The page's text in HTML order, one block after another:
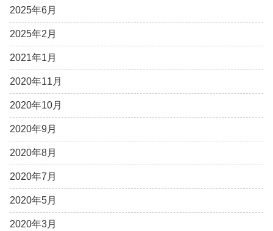
2025年6月
2025年2月
2021年1月
2020年11月
2020年10月
2020年9月
2020年8月
2020年7月
2020年5月
2020年3月